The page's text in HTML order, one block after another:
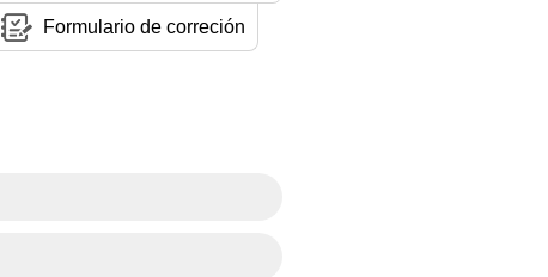
Formulario de correción